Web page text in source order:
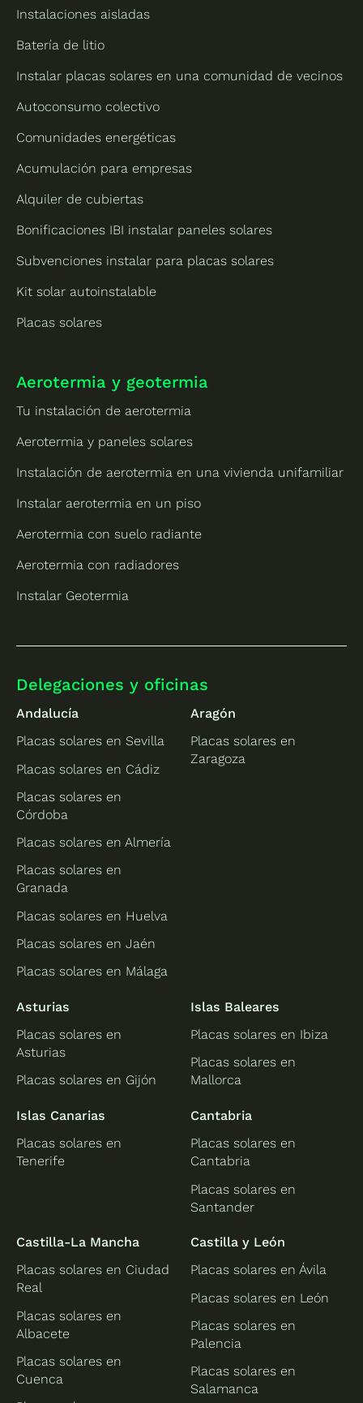
Instalaciones aisladas
Batería de litio
Instalar placas solares en una comunidad de vecinos
Autoconsumo colectivo
Comunidades energéticas
Acumulación para empresas
Alquiler de cubiertas
Bonificaciones IBI instalar paneles solares
Subvenciones instalar para placas solares
Kit solar autoinstalable
Placas solares
Aerotermia y geotermia
Tu instalación de aerotermia
Aerotermia y paneles solares
Instalación de aerotermia en una vivienda unifamiliar
Instalar aerotermia en un piso
Aerotermia con suelo radiante
Aerotermia con radiadores
Instalar Geotermia
Delegaciones y oficinas
Andalucía
Placas solares en Sevilla
Placas solares en Cádiz
Placas solares en
Córdoba
Placas solares en Almería
Placas solares en
Granada
Placas solares en Huelva
Placas solares en Jaén
Placas solares en Málaga
Aragón
Placas solares en
Zaragoza
Asturias
Placas solares en
Asturias
Placas solares en Gijón
Islas Baleares
Placas solares en Ibiza
Placas solares en
Mallorca
Islas Canarias
Placas solares en
Tenerife
Cantabria
Placas solares en
Cantabria
Placas solares en
Santander
Castilla-La Mancha
Placas solares en Ciudad
Real
Placas solares en
Albacete
Placas solares en
Cuenca
Castilla y León
Placas solares en Ávila
Placas solares en León
Placas solares en
Palencia
Placas solares en
Salamanca